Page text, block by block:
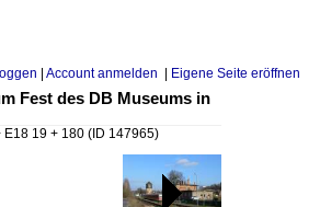
Account anmelden Eigene Seite eröffnen
Fest des DB Museums in
E18 19 + 180 (ID 147965)